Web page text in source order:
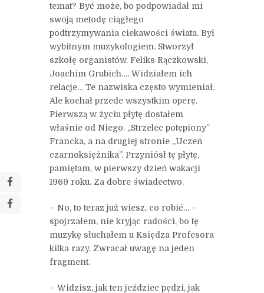
temat? Być może, bo podpowiadał mi
swoją metodę ciągłego
podtrzymywania ciekawości świata. Był
wybitnym muzykologiem. Stworzył
szkołę organistów. Feliks Rączkowski,
Joachim Grubich…. Widziałem ich
relacje… Te nazwiska często wymieniał.
Ale kochał przede wszystkim operę.
Pierwszą w życiu płytę dostałem
właśnie od Niego. „Strzelec potępiony”
Francka, a na drugiej stronie „Uczeń
czarnoksiężnika”. Przyniósł tę płytę,
pamiętam, w pierwszy dzień wakacji
1969 roku. Za dobre świadectwo.
– No, to teraz już wiesz, co robić… –
spojrzałem, nie kryjąc radości, bo tę
muzykę słuchałem u Księdza Profesora
kilka razy. Zwracał uwagę na jeden
fragment.
– Widzisz, jak ten jeździec pędzi, jak